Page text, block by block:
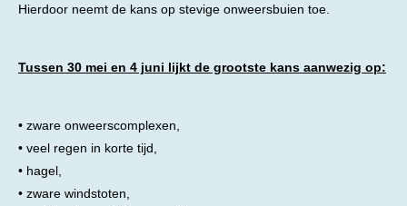
Hierdoor neemt de kans op stevige onweersbuien toe.
Tussen 30 mei en 4 juni lijkt de grootste kans aanwezig op:
• zware onweerscomplexen,
• veel regen in korte tijd,
• hagel,
• zware windstoten,